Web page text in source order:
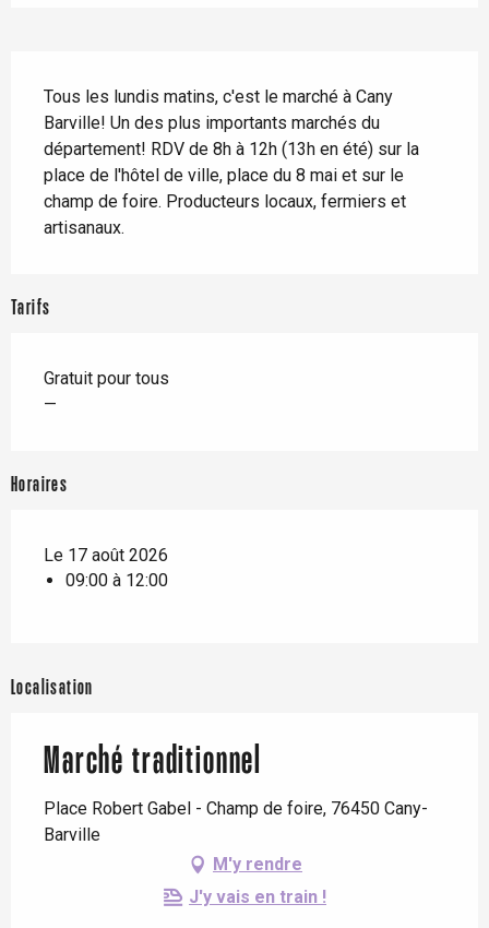
Tous les lundis matins, c'est le marché à Cany
Barville! Un des plus importants marchés du
département! RDV de 8h à 12h (13h en été) sur la
place de l'hôtel de ville, place du 8 mai et sur le
champ de foire. Producteurs locaux, fermiers et
artisanaux.
Tarifs
Gratuit pour tous
—
Horaires
Le 17 août 2026
09:00 à 12:00
Localisation
Marché traditionnel
Place Robert Gabel - Champ de foire, 76450 Cany-
Barville
M'y rendre
J'y vais en train !